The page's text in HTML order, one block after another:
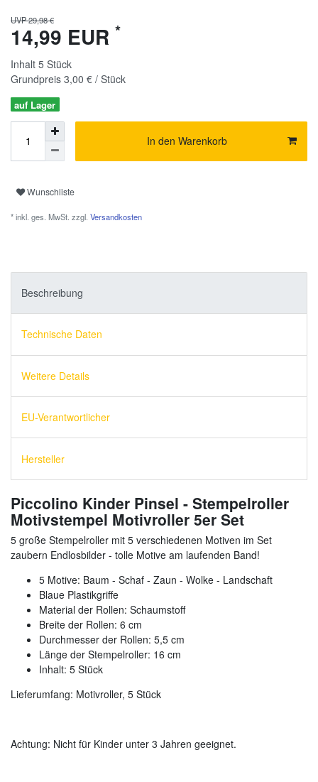
UVP 29,98 €
14,99 EUR *
Inhalt 5 Stück
Grundpreis 3,00 € / Stück
auf Lager
In den Warenkorb
Wunschliste
* inkl. ges. MwSt. zzgl. Versandkosten
Beschreibung
Technische Daten
Weitere Details
EU-Verantwortlicher
Hersteller
Piccolino Kinder Pinsel - Stempelroller
Motivstempel Motivroller 5er Set
5 große Stempelroller mit 5 verschiedenen Motiven im Set
zaubern Endlosbilder - tolle Motive am laufenden Band!
5 Motive: Baum - Schaf - Zaun - Wolke - Landschaft
Blaue Plastikgriffe
Material der Rollen: Schaumstoff
Breite der Rollen: 6 cm
Durchmesser der Rollen: 5,5 cm
Länge der Stempelroller: 16 cm
Inhalt: 5 Stück
Lieferumfang: Motivroller, 5 Stück
Achtung: Nicht für Kinder unter 3 Jahren geeignet.